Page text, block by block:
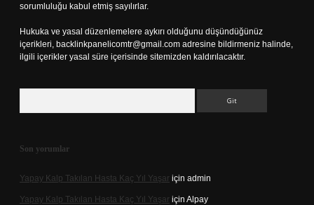
sorumluluğu kabul etmiş sayılırlar.
Hukuka ve yasal düzenlemelere aykırı olduğunu düşündüğünüz
içerikleri, backlinkpanelicomtr@gmail.com adresine bildirmeniz halinde,
ilgili içerikler yasal süre içerisinde sitemizden kaldırılacaktır.
Son yorumlar
Yapay Kalp Takılan Hasta Kaç Yıl Yaşar için admin
Yapay Kalp Takılan Hasta Kaç Yıl Yaşar için Alpay